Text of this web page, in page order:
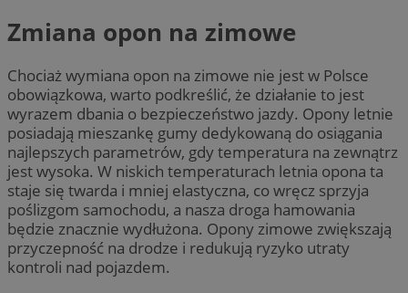
Zmiana opon na zimowe
Chociaż wymiana opon na zimowe nie jest w Polsce
obowiązkowa, warto podkreślić, że działanie to jest
wyrazem dbania o bezpieczeństwo jazdy. Opony letnie
posiadają mieszankę gumy dedykowaną do osiągania
najlepszych parametrów, gdy temperatura na zewnątrz
jest wysoka. W niskich temperaturach letnia opona ta
staje się twarda i mniej elastyczna, co wręcz sprzyja
poślizgom samochodu, a nasza droga hamowania
będzie znacznie wydłużona. Opony zimowe zwiększają
przyczepność na drodze i redukują ryzyko utraty
kontroli nad pojazdem.